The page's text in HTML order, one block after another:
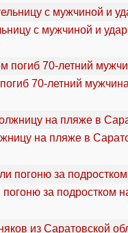
с мужчиной и
70-летний
на пляже в
за подростком